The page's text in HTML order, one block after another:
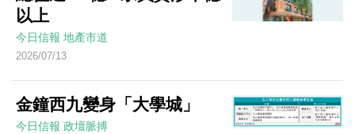
以上
今日信報 地產市道
2026/07/13
金鐘西九變身「大學城」
今日信報 政壇脈搏